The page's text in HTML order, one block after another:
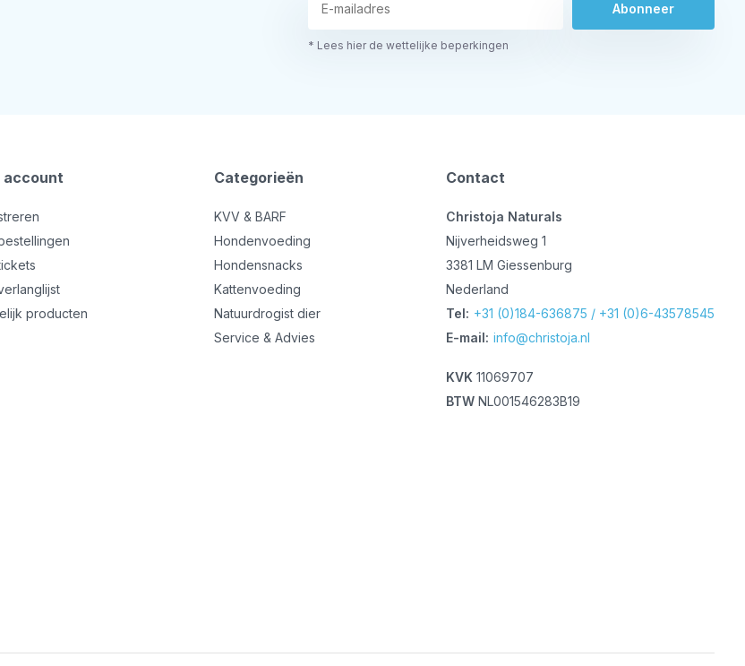
Abonneer
* Lees hier de wettelijke beperkingen
account
producten
Categorieën
KVV & BARF
Hondenvoeding
Hondensnacks
Kattenvoeding
Natuurdrogist dier
Service & Advies
Contact
Christoja Naturals
Nijverheidsweg 1
3381 LM Giessenburg
Nederland
Tel: +31 (0)184-636875 / +31 (0)6-43578545
E-mail: info@christoja.nl
KVK 11069707
BTW NL001546283B19